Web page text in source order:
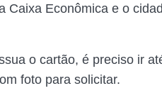
Caixa Econômica e o
o cartão, é preciso ir
foto para solicitar.